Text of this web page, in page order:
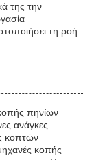
της την
τη ροή
πηνίων
ανάγκες
κοπτών
κοπής